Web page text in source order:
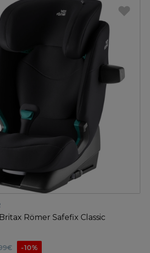
Römer Safefix Classic
-10%